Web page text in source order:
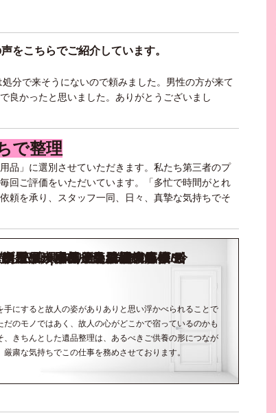
をこちらでご紹介しています。
分で来そうにないので頼みました。男性の方が来て
良かったと思いました。ありがとうございまし
で整理
品」に選別させていただきます。私たち第三者のプ
回ご評価をいただいています。「多忙で時間がとれ
頼を承り、スタッフ一同、日々、真摯な気持ちでそ
手にすると故人の姿がありありと思い浮かべられることで
だのモノではあく、故人の心がどこかで宿っているのかも
、きちんとした遺品整理は、あるべきご供養の形につなが
粛な気持ちでこの仕事を務めさせております。